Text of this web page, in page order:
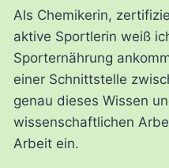
Als Chemikerin,
aktive Sportlerin weiß
Sporternährung
einer Schnittstelle
genau dieses Wissen
wissenschaftlichen
Arbeit ein.